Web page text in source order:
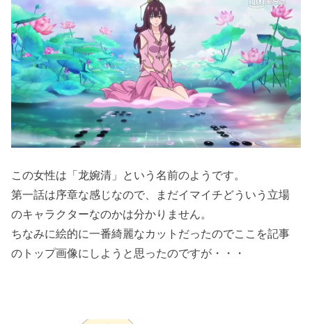
この女性は「龙婉清」という名前のようです。
第一話は序章な感じなので、まだイマイチどういう立場
のキャラクターなのかは分かりません。
ちなみに絵的に一番綺麗なカットだったのでここを記事
のトップ画像にしようと思ったのですが・・・